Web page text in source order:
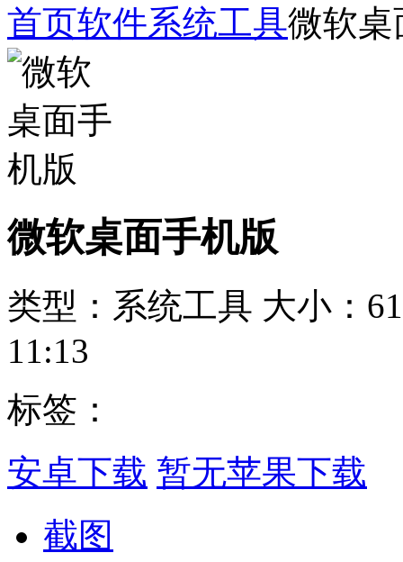
首页软件系统工具微软桌
微软桌面手机版
类型：系统工具 大小：
11:13
标签：
安卓下载 暂无苹果下载
截图